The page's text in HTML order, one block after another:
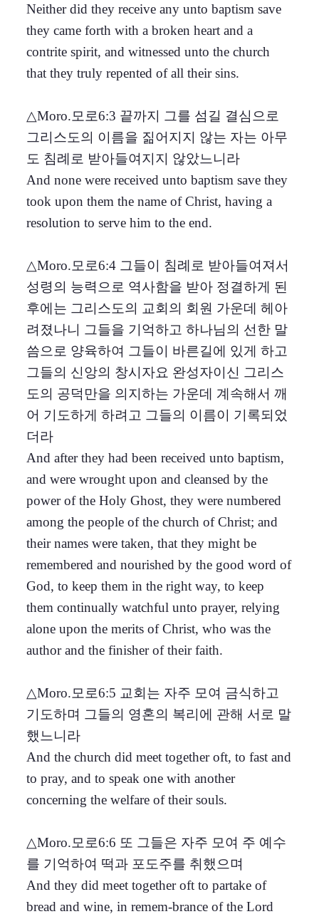
Neither did they receive any unto baptism save
they came forth with a broken heart and a
contrite spirit, and witnessed unto the church
that they truly repented of all their sins.
△Moro.모로6:3 끝까지 그를 섬길 결심으로
그리스도의 이름을 짊어지지 않는 자는 아무
도 침례로 받아들여지지 않았느니라
And none were received unto baptism save they
took upon them the name of Christ, having a
resolution to serve him to the end.
△Moro.모로6:4 그들이 침례로 받아들여져서
성령의 능력으로 역사함을 받아 정결하게 된
후에는 그리스도의 교회의 회원 가운데 헤아
려졌나니 그들을 기억하고 하나님의 선한 말
씀으로 양육하여 그들이 바른길에 있게 하고
그들의 신앙의 창시자요 완성자이신 그리스
도의 공덕만을 의지하는 가운데 계속해서 깨
어 기도하게 하려고 그들의 이름이 기록되었
더라
And after they had been received unto baptism,
and were wrought upon and cleansed by the
power of the Holy Ghost, they were numbered
among the people of the church of Christ; and
their names were taken, that they might be
remembered and nourished by the good word of
God, to keep them in the right way, to keep
them continually watchful unto prayer, relying
alone upon the merits of Christ, who was the
author and the finisher of their faith.
△Moro.모로6:5 교회는 자주 모여 금식하고
기도하며 그들의 영혼의 복리에 관해 서로 말
했느니라
And the church did meet together oft, to fast and
to pray, and to speak one with another
concerning the welfare of their souls.
△Moro.모로6:6 또 그들은 자주 모여 주 예수
를 기억하여 떡과 포도주를 취했으며
And they did meet together oft to partake of
bread and wine, in remem-brance of the Lord